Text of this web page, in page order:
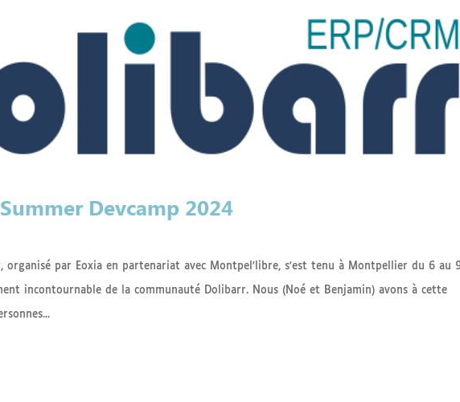
Devcamp 2024
organisé par Eoxia en partenariat avec Montpel'libre, s'est tenu à Montpellier du 6 au
incontournable de la communauté Dolibarr. Nous (Noé et Benjamin) avons à cette